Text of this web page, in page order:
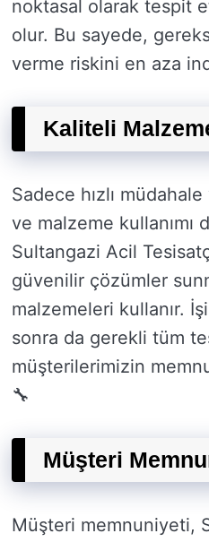
noktasal olarak tespit
olur. Bu sayede,
verme riskini en aza
Kaliteli
Sadece hızlı
ve malzeme kullanımı
Sultangazi Acil
güvenilir çözümler
malzemeleri kullanır.
sonra da gerekli tüm
müşterilerimizin
🔧
Müşteri
Müşteri memnuniyeti,